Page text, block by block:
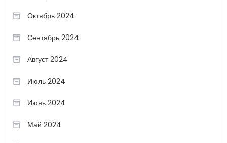
Октябрь 2024
Сентябрь 2024
Август 2024
Июль 2024
Июнь 2024
Май 2024